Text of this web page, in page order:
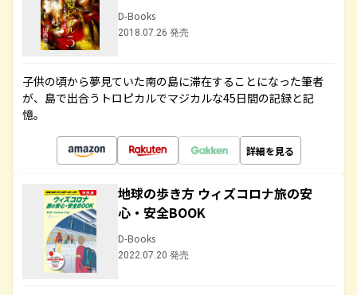
D-Books
2018.07.26 発売
子供の頃から夢見ていた南の島に滞在することになった筆者
が、島で出合うトロピカルでマジカルな45日間の記録と記
憶。
詳細を見る
地球の歩き方 ウィズコロナ旅の安
心・安全BOOK
D-Books
2022.07.20 発売